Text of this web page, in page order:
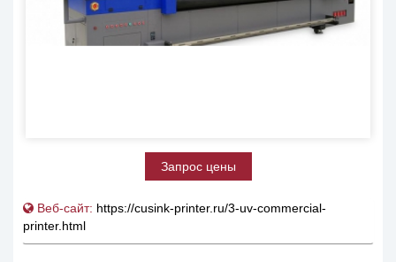
Запрос цены
Веб-сайт: https://cusink-printer.ru/3-uv-commercial-
printer.html